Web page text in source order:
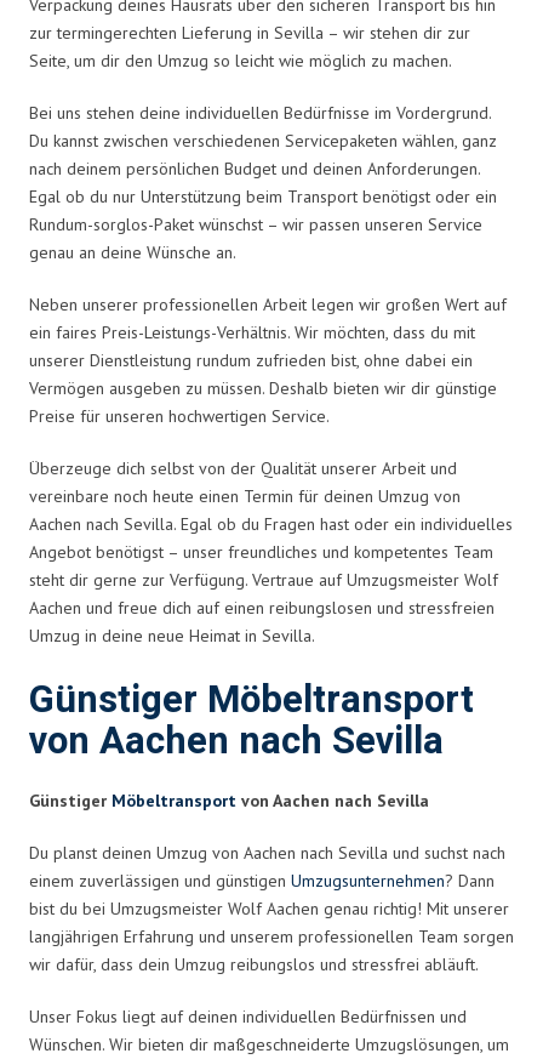
Verpackung deines Hausrats über den sicheren Transport bis hin
zur termingerechten Lieferung in Sevilla – wir stehen dir zur
Seite, um dir den Umzug so leicht wie möglich zu machen.
Bei uns stehen deine individuellen Bedürfnisse im Vordergrund.
Du kannst zwischen verschiedenen Servicepaketen wählen, ganz
nach deinem persönlichen Budget und deinen Anforderungen.
Egal ob du nur Unterstützung beim Transport benötigst oder ein
Rundum-sorglos-Paket wünschst – wir passen unseren Service
genau an deine Wünsche an.
Neben unserer professionellen Arbeit legen wir großen Wert auf
ein faires Preis-Leistungs-Verhältnis. Wir möchten, dass du mit
unserer Dienstleistung rundum zufrieden bist, ohne dabei ein
Vermögen ausgeben zu müssen. Deshalb bieten wir dir günstige
Preise für unseren hochwertigen Service.
Überzeuge dich selbst von der Qualität unserer Arbeit und
vereinbare noch heute einen Termin für deinen Umzug von
Aachen nach Sevilla. Egal ob du Fragen hast oder ein individuelles
Angebot benötigst – unser freundliches und kompetentes Team
steht dir gerne zur Verfügung. Vertraue auf Umzugsmeister Wolf
Aachen und freue dich auf einen reibungslosen und stressfreien
Umzug in deine neue Heimat in Sevilla.
Günstiger Möbeltransport
von Aachen nach Sevilla
Günstiger Möbeltransport von Aachen nach Sevilla
Du planst deinen Umzug von Aachen nach Sevilla und suchst nach
einem zuverlässigen und günstigen Umzugsunternehmen? Dann
bist du bei Umzugsmeister Wolf Aachen genau richtig! Mit unserer
langjährigen Erfahrung und unserem professionellen Team sorgen
wir dafür, dass dein Umzug reibungslos und stressfrei abläuft.
Unser Fokus liegt auf deinen individuellen Bedürfnissen und
Wünschen. Wir bieten dir maßgeschneiderte Umzugslösungen, um